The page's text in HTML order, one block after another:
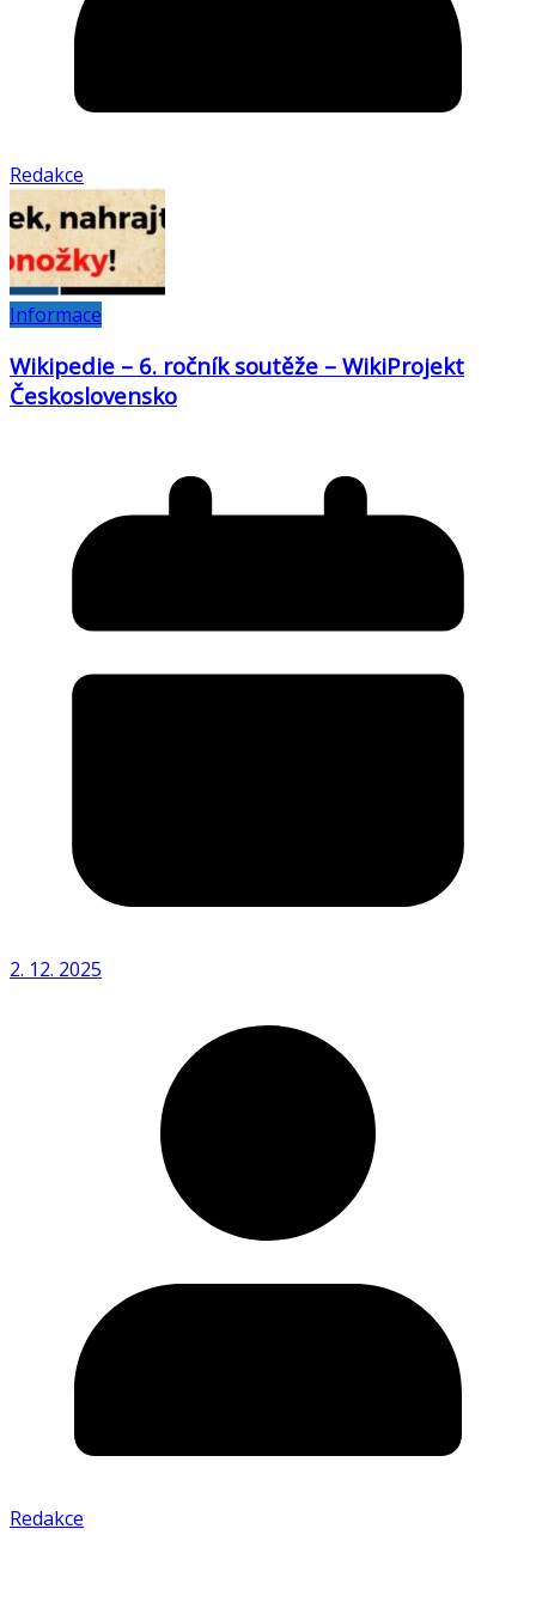
Redakce
Informace
Wikipedie – 6. ročník soutěže – WikiProjekt
Československo
2. 12. 2025
Redakce